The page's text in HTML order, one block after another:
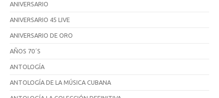
ANIVERSARIO
ANIVERSARIO 45 LIVE
ANIVERSARIO DE ORO
AÑOS 70´S
ANTOLOGÍA
ANTOLOGÍA DE LA MÚSICA CUBANA